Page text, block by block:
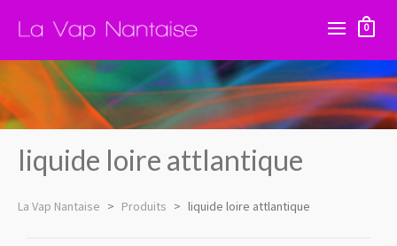
0
liquide loire attlantique
La Vap Nantaise > Produits > liquide loire attlantique